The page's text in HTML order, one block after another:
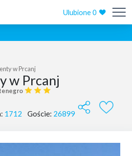
Ulubione0
w Prcanj
w Prcanj
1712 Goście: 26899